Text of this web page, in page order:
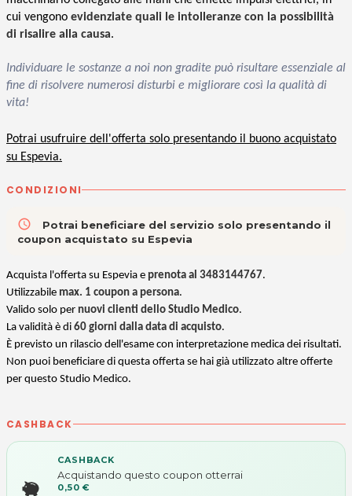
cui vengono evidenziate quali le intolleranze con la possibilità
di risalire alla causa.
Individuare le sostanze a noi non gradite può risultare essenziale al
fine di risolvere numerosi disturbi e migliorare così la qualità di
vita!
Potrai usufruire dell'offerta solo presentando il buono acquistato
su Espevia.
CONDIZIONI
access_time
Potrai beneficiare del servizio solo presentando il
coupon acquistato su Espevia
Acquista l'offerta su Espevia e prenota al 3483144767.
Utilizzabile max. 1 coupon a persona.
Valido solo per nuovi clienti dello Studio Medico.
La validità è di 60 giorni dalla data di acquisto.
È previsto un rilascio dell'esame con interpretazione medica dei risultati.
Non puoi beneficiare di questa offerta se hai già utilizzato altre offerte
per questo Studio Medico.
CASHBACK
CASHBACK
Acquistando questo coupon otterrai
0,50 €